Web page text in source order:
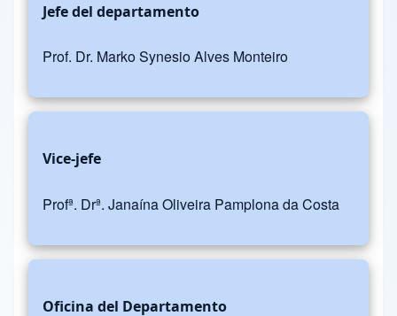
Jefe del departamento
Prof. Dr. Marko Synesio Alves Monteiro
Vice-jefe
Profª. Drª. Janaína Oliveira Pamplona da Costa
Oficina del Departamento